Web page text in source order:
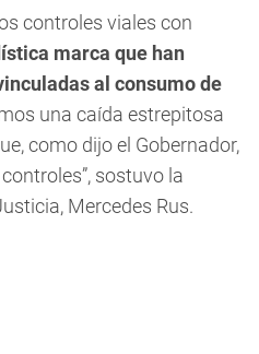
controles viales con
marca que han
al consumo de
una caída estrepitosa
como dijo el Gobernador,
sostuvo la
Mercedes Rus.